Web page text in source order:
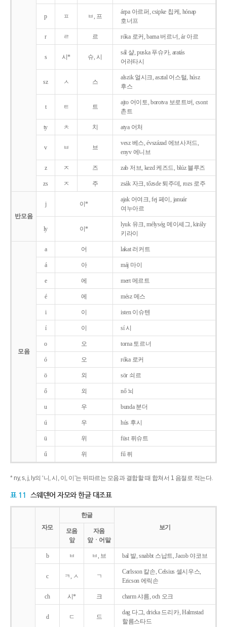
p ㅍ ㅂ, 프
árpa 아르퍼, csipke 칩케, hónap
호너프
r ㄹ 르 róka 로커, barna 버르너, ár 아르
s 시* 슈, 시
sál 샬, puska 푸슈카, aratás
어러타시
sz ㅅ 스
alszik 얼시크, asztal 어스털, húsz
후스
t ㅌ 트
ajto 어이토, borotva 보로트버, csont
촌트
ty ㅊ 치 atya 어처
v ㅂ 브
vesz 베스, évszázad 에브사저드,
enyv 에니브
z ㅈ 즈 zab 저브, kezd 케즈드, blúz 블루즈
zs ㅈ 주 zsák 자크, tőzsde 퇴주데, rozs 로주
반모음
j 이*
ajak 어여크, fej 페이, január
여누아르
ly 이*
lyuk 유크, mélység 메이셰그, király
키라이
모음
a 어 lakat 러커트
á 아 máj 마이
e 에 mert 메르트
é 에 mész 메스
i 이 isten 이슈텐
í 이 sí 시
o 오 torna 토르너
ó 오 róka 로커
ö 외 sör 쇠르
ő 외 nő 뇌
u 우 bunda 분더
ú 우 hús 후시
ü 위 füst 퓌슈트
ű 위 fű 퓌
* ny, s, j, ly의 ‘니, 시, 이, 이’는 뒤따르는 모음과 결합할 때 합쳐서 1 음절로 적는다.
표 11 스웨덴어 자모와 한글 대조표
자모
한글
보기
모음
앞
자음
앞ㆍ어말
b ㅂ ㅂ, 브 bal 발, snabbt 스납트, Jacob 야코브
c ㅋ, ㅅ ㄱ
Carlsson 칼손, Celsius 셀시우스,
Ericson 에릭손
ch 시* 크 charm 샤름, och 오크
d ㄷ 드
dag 다그, dricka 드리카, Halmstad
할름스타드